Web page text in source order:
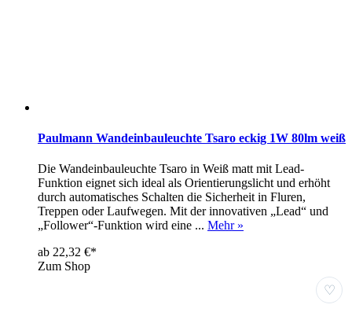
Paulmann Wandeinbauleuchte Tsaro eckig 1W 80lm weiß
Die Wandeinbauleuchte Tsaro in Weiß matt mit Lead-
Funktion eignet sich ideal als Orientierungslicht und erhöht
durch automatisches Schalten die Sicherheit in Fluren,
Treppen oder Laufwegen. Mit der innovativen „Lead“ und
„Follower“-Funktion wird eine ... Mehr »
ab 22,32 €*
Zum Shop
♡